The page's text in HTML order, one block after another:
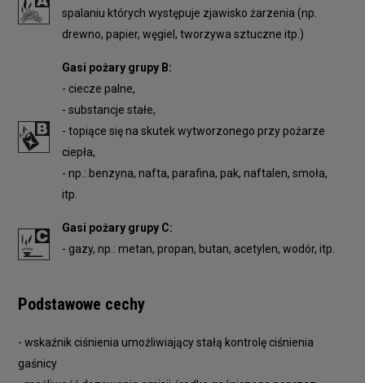
spalaniu których występuje zjawisko żarzenia (np.
drewno, papier, węgiel, tworzywa sztuczne itp.)
Gasi pożary grupy B:
- ciecze palne,
- substancje stałe,
- topiące się na skutek wytworzonego przy pożarze
ciepła,
- np.: benzyna, nafta, parafina, pak, naftalen, smoła,
itp.
Gasi pożary grupy C:
- gazy, np.: metan, propan, butan, acetylen, wodór, itp.
Podstawowe cechy
- wskaźnik ciśnienia umożliwiający stałą kontrolę ciśnienia
gaśnicy